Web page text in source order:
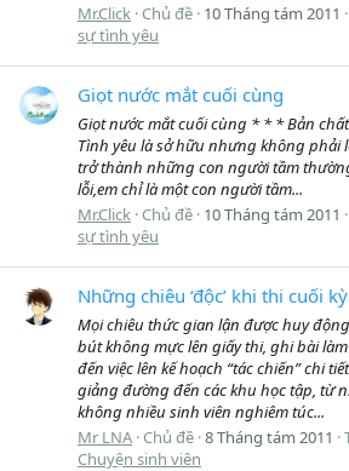
Mr.Click Chủ đề 10 Tháng tám 2011
sự tình yêu
Giọt nước mắt cuối cùng
Giọt nước mắt cuối cùng * * * Bản
Tình yêu là sở hữu nhưng không phải
trở thành những con người tầm
lỗi,em chỉ là một con người tầm...
Mr.Click Chủ đề 10 Tháng tám 2011
sự tình yêu
Những chiêu ‘độc’ khi thi cuối
Mọi chiêu thức gian lận được huy
bút không mực lên giấy thi, ghi bài
đến việc lên kế hoạch “tác chiến” chi
giảng đường đến các khu học tập, từ
không nhiều sinh viên nghiêm túc...
Mr LNA Chủ đề 8 Tháng tám 2011
Chuyện sinh viên